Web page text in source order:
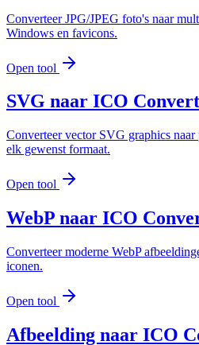
Converteer JPG/JPEG foto's naar
Windows en favicons.
Open tool
SVG naar ICO
Converteer vector SVG graphics
elk gewenst formaat.
Open tool
WebP naar ICO
Converteer moderne WebP
iconen.
Open tool
Afbeelding naar ICO